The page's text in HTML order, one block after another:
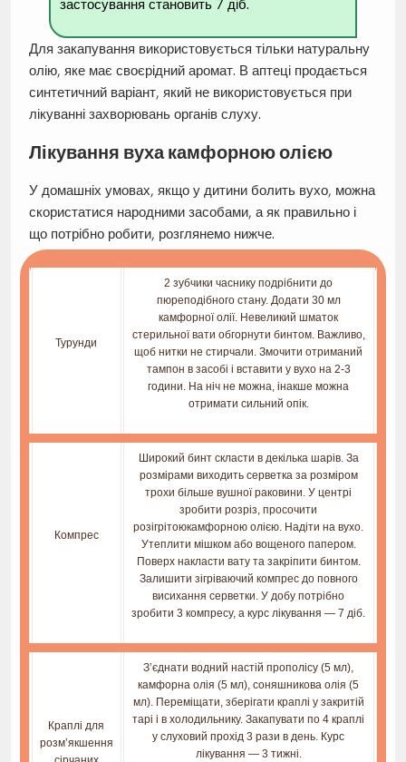
застосування становить 7 діб.
Для закапування використовується тільки натуральну
олію, яке має своєрідний аромат. В аптеці продається
синтетичний варіант, який не використовується при
лікуванні захворювань органів слуху.
Лікування вуха камфорною олією
У домашніх умовах, якщо у дитини болить вухо, можна
скористатися народними засобами, а як правильно і
що потрібно робити, розглянемо нижче.
Турунди
2 зубчики часнику подрібнити до
пюреподібного стану. Додати 30 мл
камфорної олії. Невеликий шматок
стерильної вати обгорнути бинтом. Важливо,
щоб нитки не стирчали. Змочити отриманий
тампон в засобі і вставити у вухо на 2-3
години. На ніч не можна, інакше можна
отримати сильний опік.
Компрес
Широкий бинт скласти в декілька шарів. За
розмірами виходить серветка за розміром
трохи більше вушної раковини. У центрі
зробити розріз, просочити
розігрітоюкамфорною олією. Надіти на вухо.
Утеплити мішком або вощеного папером.
Поверх накласти вату та закріпити бинтом.
Залишити зігріваючий компрес до повного
висихання серветки. У добу потрібно
зробити 3 компресу, а курс лікування — 7 діб.
Краплі для
розм’якшення
З’єднати водний настій прополісу (5 мл),
камфорна олія (5 мл), соняшникова олія (5
мл). Переміщати, зберігати краплі у закритій
тарі і в холодильнику. Закапувати по 4 краплі
у слуховий прохід 3 рази в день. Курс
лікування — 3 тижні.